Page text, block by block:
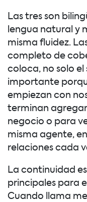
Las tres son
lengua natural y
misma fluidez.
completo de
coloca, no solo el
importante
empiezan con
terminan
negocio o para
misma agente,
relaciones cada
La continuidad
principales para
Cuando llama